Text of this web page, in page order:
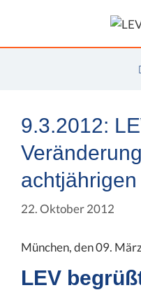
9.3.2012:
22. Oktober 2012
München, den 09.
LEV